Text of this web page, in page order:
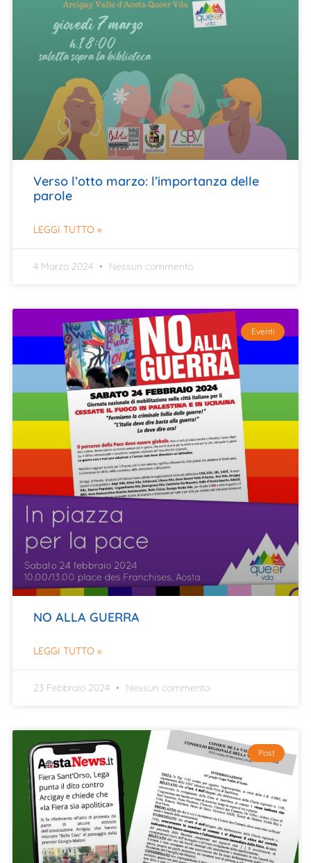
Verso l’otto marzo: l’importanza delle
parole
LEGGI TUTTO »
4 Marzo 2024 Nessun commento
Eventi
NO ALLA GUERRA
LEGGI TUTTO »
23 Febbraio 2024 Nessun commento
Post